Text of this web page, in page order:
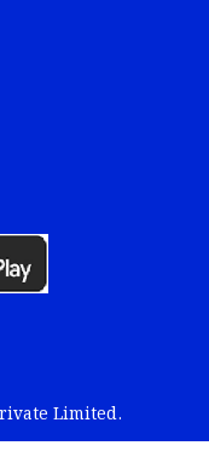
Limited.